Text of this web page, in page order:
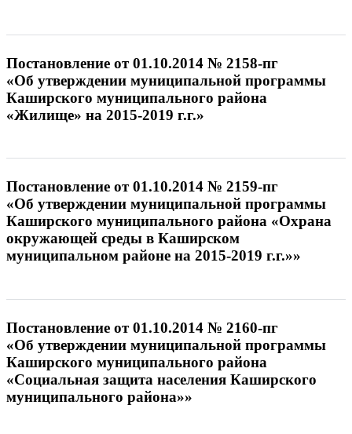
Постановление от 01.10.2014 № 2158-пг
«Об утверждении муниципальной программы
Каширского муниципального района
«Жилище» на 2015-2019 г.г.»
Постановление от 01.10.2014 № 2159-пг
«Об утверждении муниципальной программы
Каширского муниципального района «Охрана
окружающей среды в Каширском
муниципальном районе на 2015-2019 г.г.»»
Постановление от 01.10.2014 № 2160-пг
«Об утверждении муниципальной программы
Каширского муниципального района
«Социальная защита населения Каширского
муниципального района»»